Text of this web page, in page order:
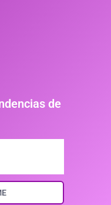
de